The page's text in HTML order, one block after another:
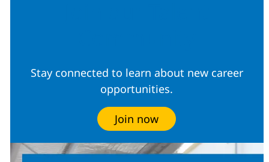
Stay connected to learn about new career
opportunities.
Join now